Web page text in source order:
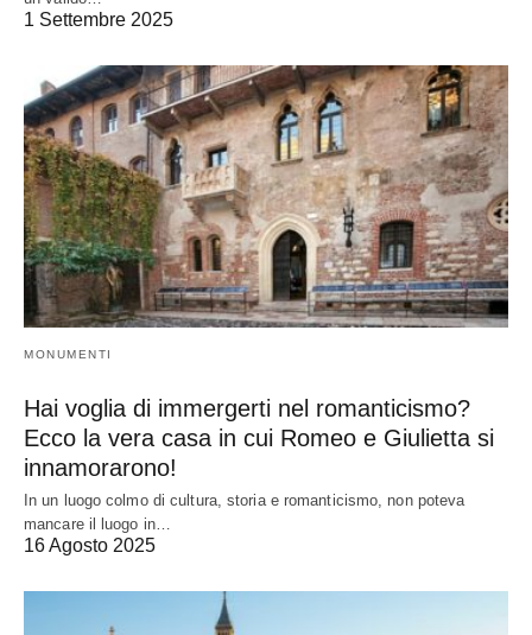
1 Settembre 2025
MONUMENTI
Hai voglia di immergerti nel romanticismo?
Ecco la vera casa in cui Romeo e Giulietta si
innamorarono!
In un luogo colmo di cultura, storia e romanticismo, non poteva
mancare il luogo in…
16 Agosto 2025